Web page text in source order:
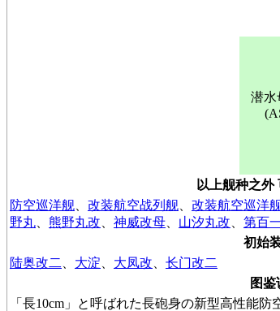
潜水
以上舰种之外
防空巡洋舰
改装航空战列舰 改装航空巡洋
野丸
熊野丸改 神威改母 山汐丸改
第百
初始
陆奥改二
大淀 大凤改
长门改二
图鉴
「長10cm」と呼ばれた長砲身の新型高性能